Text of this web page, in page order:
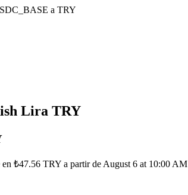
a TRY
Lira TRY
₺47.56 TRY a partir de August 6 at 10:00 AM